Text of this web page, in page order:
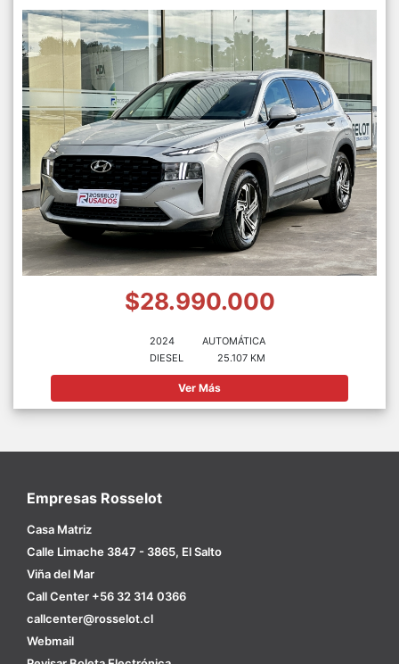
$28.990.000
2024
DIESEL
AUTOMÁTICA
25.107 KM
Ver Más
Empresas Rosselot
Casa Matriz
Calle Limache 3847 - 3865, El Salto
Viña del Mar
Call Center +56 32 314 0366
callcenter@rosselot.cl
Webmail